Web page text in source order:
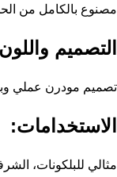
مصنوع بالكامل من
التصميم
تصميم مودرن عملي
الاستخدامات:
مثالي للبلكونات،